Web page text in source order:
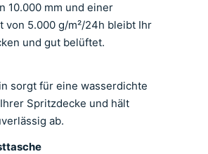
10.000 mm und einer
von 5.000 g/m²/24h bleibt Ihr
und gut belüftet.
sorgt für eine wasserdichte
Spritzdecke und hält
ab.